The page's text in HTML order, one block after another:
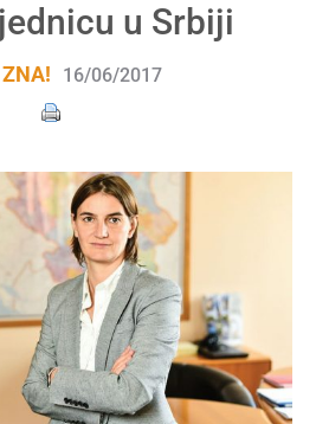
u Srbiji
ZNA! 16/06/2017